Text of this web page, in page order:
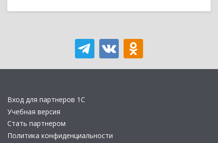
Вход для партнеров 1С
Учебная версия
Стать партнером
Политика конфиденциальности